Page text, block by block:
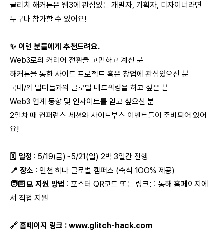
글리치 해커톤은 웹3에 관심있는 개발자, 기획자, 디자이너라면
누구나 참가할 수 있어요!
✨ 이런 분들에게 추천드려요.
Web3로의 커리어 전환을 고민하고 계신 분
해커톤을 통한 사이드 프로젝트 혹은 창업에 관심있으신 분
국내/외 빌더들과의 글로벌 네트워킹을 하고 싶은 분
Web3 업계 동향 및 인사이트를 얻고 싶으신 분
2일차 때 컨퍼런스 세션와 사이드부스 이벤트들이 준비되어 있어
요!
🗓️ 일정 : 5/19(금)~5/21(일) 2박 3일간 진행
📍 장소 : 인천 하나 글로벌 캠퍼스 (숙식 1OO% 제공)
🧑🏻‍💻 지원 방법 : 포스터 QR코드 또는 링크를 통해 홈페이지에
서 직접 지원
🔗 홈페이지 링크 : www.glitch-hack.com